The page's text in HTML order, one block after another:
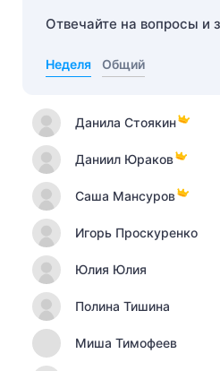
Отвечайте на вопросы и
Неделя Общий
Данила Стоякин
Даниил Юраков
Саша Мансуров
Игорь Проскуренко
Юлия Юлия
Полина Тишина
Миша Тимофеев